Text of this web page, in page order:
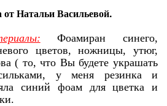
Натальи Васильевой.
Фоамиран синего,
цветов, ножницы, утюг,
( то, что Вы будете украшать
у меня резинка и
синий фоам для цветка и